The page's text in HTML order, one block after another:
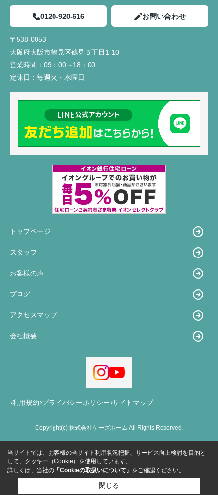
0120-920-616 お問い合わせ
〒538-0053
大阪府大阪市鶴見区鶴見５丁目1-10
営業時間： 09：00～18：00
定休日： 毎週火・水曜日
トップページ
スタッフ
お客様の声
ブログ
アクセスマップ
会社概要
利用規約 プライバシーポリシー サイトマップ
Copyright(c) 株式会社ケーズホーム All Rights Reserved.
当サイトでは、お客様の当サイト利用状況把握、サービス向上検討を目的と
して、クッキー（Cookie）を使用しています。
詳しくは、当社の 「Cookieの取扱いについて」 をご確認ください。
閉じる